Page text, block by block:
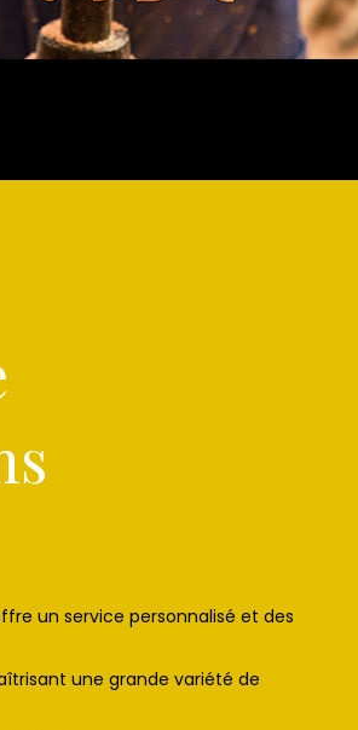
un service personnalisé et des
une grande variété de